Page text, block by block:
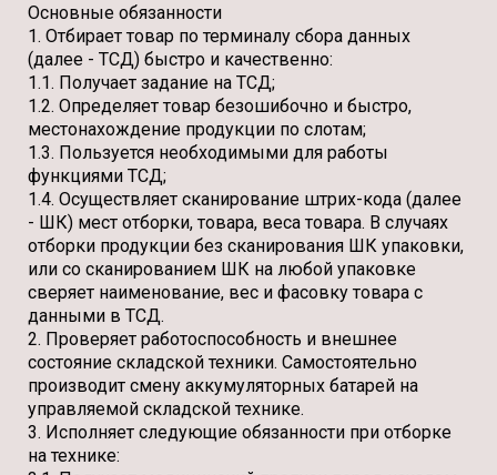
Основные обязанности
1. Отбирает товар по терминалу сбора данных
(далее - ТСД) быстро и качественно:
1.1. Получает задание на ТСД;
1.2. Определяет товар безошибочно и быстро,
местонахождение продукции по слотам;
1.3. Пользуется необходимыми для работы
функциями ТСД;
1.4. Осуществляет сканирование штрих-кода (далее
- ШК) мест отборки, товара, веса товара. В случаях
отборки продукции без сканирования ШК упаковки,
или со сканированием ШК на любой упаковке
сверяет наименование, вес и фасовку товара с
данными в ТСД.
2. Проверяет работоспособность и внешнее
состояние складской техники. Самостоятельно
производит смену аккумуляторных батарей на
управляемой складской технике.
3. Исполняет следующие обязанности при отборке
на технике: